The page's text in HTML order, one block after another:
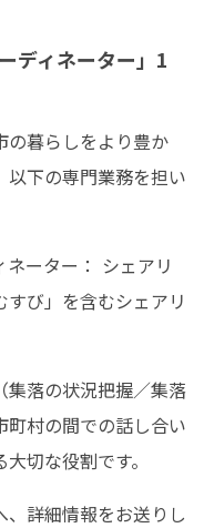
ディネーター」1
の暮らしをより豊か
以下の専門業務を担い
ネーター： シェアリ
び」を含むシェアリ
集落の状況把握／集落
村の間での話し合い
切な役割です。
詳細情報をお送りし